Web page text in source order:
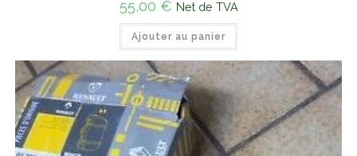
55,00 € Net de TVA
Ajouter au panier